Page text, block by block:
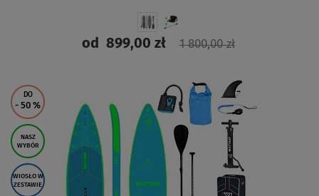
od899,00 zł 1 800,00 zł
DO
- 50 %
NASZ
WYBÓR
WIOSŁO W
ZESTAWIE